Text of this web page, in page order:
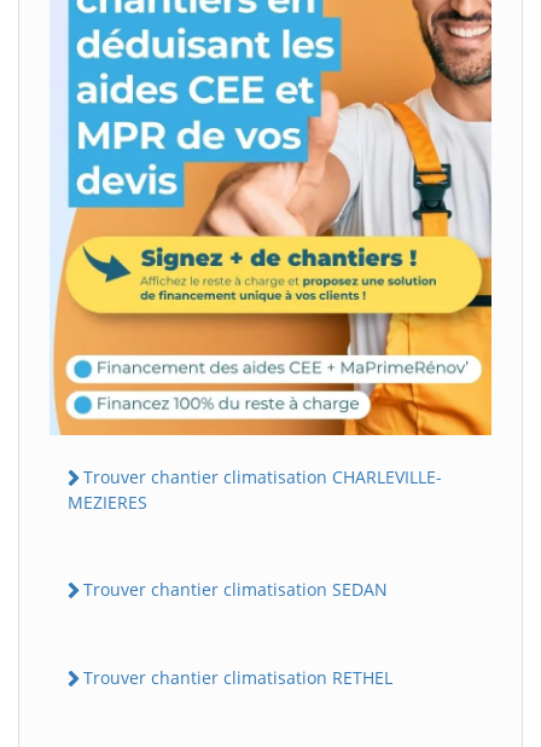
Trouver chantier climatisation CHARLEVILLE-
MEZIERES
Trouver chantier climatisation SEDAN
Trouver chantier climatisation RETHEL